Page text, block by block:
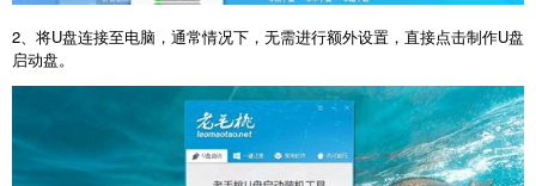
2、将U盘连接至电脑，通常情况下，无需进行额外设置，直接点击制作U盘
启动盘。